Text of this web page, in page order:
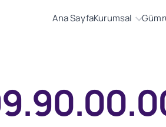
Ana SayfaKurumsal